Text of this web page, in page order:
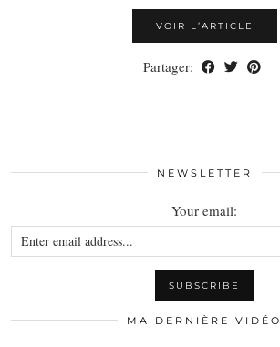
VOIR L’ARTICLE
Partager:
NEWSLETTER
Your email:
MA DERNIÈRE VIDÉO